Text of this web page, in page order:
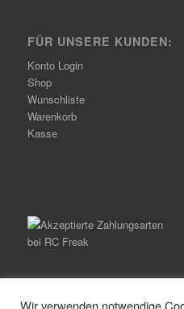
FÜR UNSERE KUNDEN:
Konto Login
Shop
Wunschliste
Warenkorb
Kasse
Wir verwenden notwendige